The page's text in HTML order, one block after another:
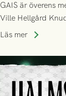
GAIS är överens
Ville Hellgård
Läs mer